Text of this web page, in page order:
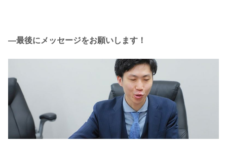
―最後にメッセージをお願いします！